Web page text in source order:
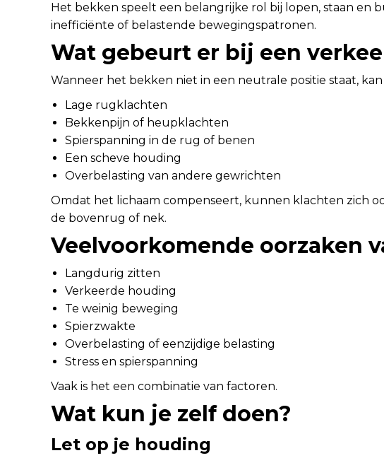
Het bekken speelt een belangrijke rol bij lopen, staan en
inefficiënte of belastende bewegingspatronen.
Wat gebeurt er bij een
Wanneer het bekken niet in een neutrale positie staat,
Lage rugklachten
Bekkenpijn of heupklachten
Spierspanning in de rug of benen
Een scheve houding
Overbelasting van andere gewrichten
Omdat het lichaam compenseert, kunnen klachten zich
de bovenrug of nek.
Veelvoorkomende oorzaken
Langdurig zitten
Verkeerde houding
Te weinig beweging
Spierzwakte
Overbelasting of eenzijdige belasting
Stress en spierspanning
Vaak is het een combinatie van factoren.
Wat kun je zelf doen?
Let op je houding